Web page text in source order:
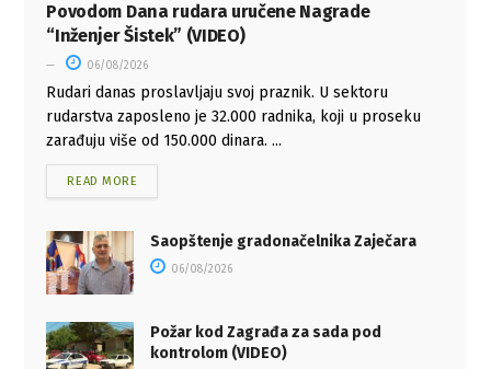
Povodom Dana rudara uručene Nagrade
“Inženjer Šistek” (VIDEO)
06/08/2026
Rudari danas proslavljaju svoj praznik. U sektoru
rudarstva zaposleno je 32.000 radnika, koji u proseku
zarađuju više od 150.000 dinara. ...
READ MORE
Saopštenje gradonačelnika Zaječara
06/08/2026
Požar kod Zagrađa za sada pod
kontrolom (VIDEO)